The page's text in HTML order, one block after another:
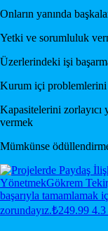
Onların yanında
Yetki ve sorumluluk
Üzerlerindeki işi
Kurum içi problemlerini
Kapasitelerini zorlayıcı
vermek
Mümkünse
YönetmekGökrem
başarıyla tamamlamak
zorundayız.₺249.99 4.3